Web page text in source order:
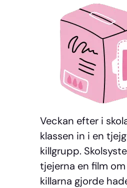
Veckan efter i
klassen in i en
killgrupp.
tjejerna en film
killarna gjorde